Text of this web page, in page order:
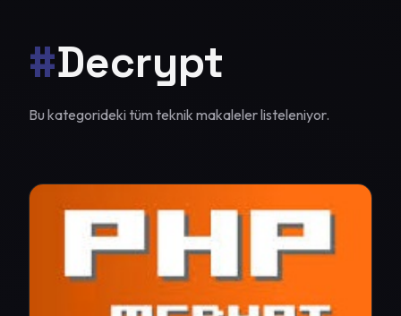
#Decrypt
Bu kategorideki tüm teknik makaleler listeleniyor.